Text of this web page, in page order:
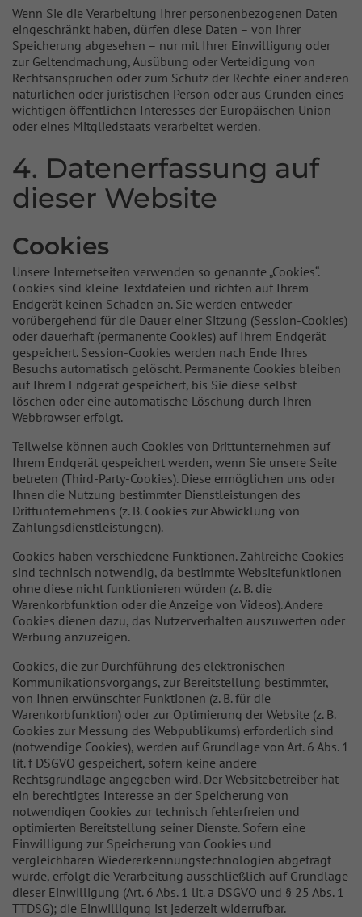
Wenn Sie die Verarbeitung Ihrer personenbezogenen Daten
eingeschränkt haben, dürfen diese Daten – von ihrer
Speicherung abgesehen – nur mit Ihrer Einwilligung oder
zur Geltendmachung, Ausübung oder Verteidigung von
Rechtsansprüchen oder zum Schutz der Rechte einer anderen
natürlichen oder juristischen Person oder aus Gründen eines
wichtigen öffentlichen Interesses der Europäischen Union
oder eines Mitgliedstaats verarbeitet werden.
4. Datenerfassung auf
dieser Website
Cookies
Unsere Internetseiten verwenden so genannte „Cookies“.
Cookies sind kleine Textdateien und richten auf Ihrem
Endgerät keinen Schaden an. Sie werden entweder
vorübergehend für die Dauer einer Sitzung (Session-Cookies)
oder dauerhaft (permanente Cookies) auf Ihrem Endgerät
gespeichert. Session-Cookies werden nach Ende Ihres
Besuchs automatisch gelöscht. Permanente Cookies bleiben
auf Ihrem Endgerät gespeichert, bis Sie diese selbst
löschen oder eine automatische Löschung durch Ihren
Webbrowser erfolgt.
Teilweise können auch Cookies von Drittunternehmen auf
Ihrem Endgerät gespeichert werden, wenn Sie unsere Seite
betreten (Third-Party-Cookies). Diese ermöglichen uns oder
Ihnen die Nutzung bestimmter Dienstleistungen des
Drittunternehmens (z. B. Cookies zur Abwicklung von
Zahlungsdienstleistungen).
Cookies haben verschiedene Funktionen. Zahlreiche Cookies
sind technisch notwendig, da bestimmte Websitefunktionen
ohne diese nicht funktionieren würden (z. B. die
Warenkorbfunktion oder die Anzeige von Videos). Andere
Cookies dienen dazu, das Nutzerverhalten auszuwerten oder
Werbung anzuzeigen.
Cookies, die zur Durchführung des elektronischen
Kommunikationsvorgangs, zur Bereitstellung bestimmter,
von Ihnen erwünschter Funktionen (z. B. für die
Warenkorbfunktion) oder zur Optimierung der Website (z. B.
Cookies zur Messung des Webpublikums) erforderlich sind
(notwendige Cookies), werden auf Grundlage von Art. 6 Abs. 1
lit. f DSGVO gespeichert, sofern keine andere
Rechtsgrundlage angegeben wird. Der Websitebetreiber hat
ein berechtigtes Interesse an der Speicherung von
notwendigen Cookies zur technisch fehlerfreien und
optimierten Bereitstellung seiner Dienste. Sofern eine
Einwilligung zur Speicherung von Cookies und
vergleichbaren Wiedererkennungstechnologien abgefragt
wurde, erfolgt die Verarbeitung ausschließlich auf Grundlage
dieser Einwilligung (Art. 6 Abs. 1 lit. a DSGVO und § 25 Abs. 1
TTDSG); die Einwilligung ist jederzeit widerrufbar.